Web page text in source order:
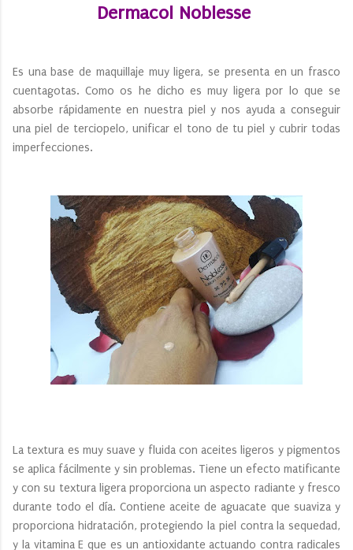
Dermacol Noblesse
Es una base de maquillaje muy ligera, se presenta en un frasco
cuentagotas. Como os he dicho es muy ligera por lo que se
absorbe rápidamente en nuestra piel y nos ayuda a conseguir
una piel de terciopelo, unificar el tono de tu piel y cubrir todas
imperfecciones.
La textura es muy suave y fluida con aceites ligeros y pigmentos
se aplica fácilmente y sin problemas. Tiene un efecto matificante
y con su textura ligera proporciona un aspecto radiante y fresco
durante todo el día. Contiene aceite de aguacate que suaviza y
proporciona hidratación, protegiendo la piel contra la sequedad,
y la vitamina E que es un antioxidante actuando contra radicales